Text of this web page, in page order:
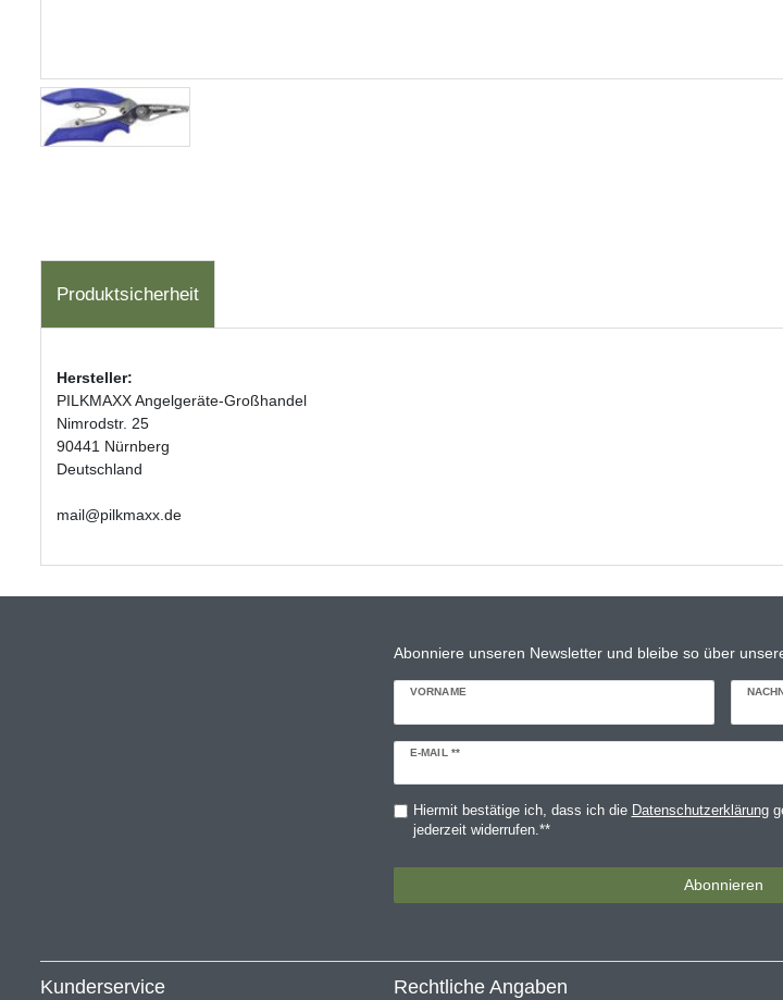
Produktsicherheit
Hersteller:
PILKMAXX Angelgeräte-Großhandel
Nimrodstr. 25
90441 Nürnberg
Deutschland
mail@pilkmaxx.de
Abonniere unseren Newsletter und bleibe so über
VORNAME
E-MAIL **
Newsletter
Hiermit bestätige ich, dass ich die Daten­schutz­erklärung
jederzeit widerrufen.**
Abonnieren
Kunderservice Rechtliche Angaben